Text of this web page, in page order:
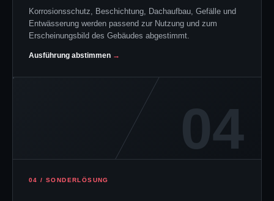
Korrosionsschutz, Beschichtung, Dachaufbau, Gefälle und
Entwässerung werden passend zur Nutzung und zum
Erscheinungsbild des Gebäudes abgestimmt.
Ausführung abstimmen
04
04 / SONDERLÖSUNG